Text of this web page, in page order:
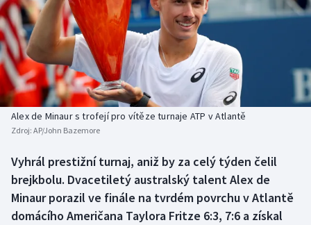
Americký fotbal
Baseball a softbal
Basketbal
Biatlon
Box
Curling
NEPŘEHLÉDNĚTE
Soutěže
Historické návraty
Aplikace ČT sport
Alex de Minaur s trofejí pro vítěze turnaje ATP v Atlantě
Zdroj: AP/John Bazemore
Vyhrál prestižní turnaj, aniž by za celý týden čelil
brejkbolu. Dvacetiletý australský talent Alex de
Minaur porazil ve finále na tvrdém povrchu v Atlantě
domácího Američana Taylora Fritze 6:3, 7:6 a získal